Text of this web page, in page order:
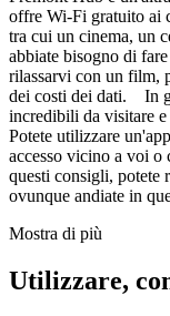
offre Wi-Fi gratuito ai
tra cui un cinema, un
abbiate bisogno di
rilassarvi con un film,
dei costi dei dati. In
incredibili da visitare
Potete utilizzare
accesso vicino a voi o
questi consigli, potete
ovunque andiate in
Mostra di più
Utilizzare,